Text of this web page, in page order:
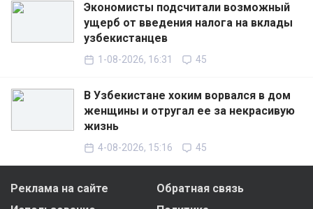
Экономисты подсчитали возможный
ущерб от введения налога на вклады
узбекистанцев
1-08-2026, 16:31 45
В Узбекистане хоким ворвался в дом
женщины и отругал ее за некрасивую
жизнь
4-08-2026, 15:16 45
Реклама на сайте
Обратная связь